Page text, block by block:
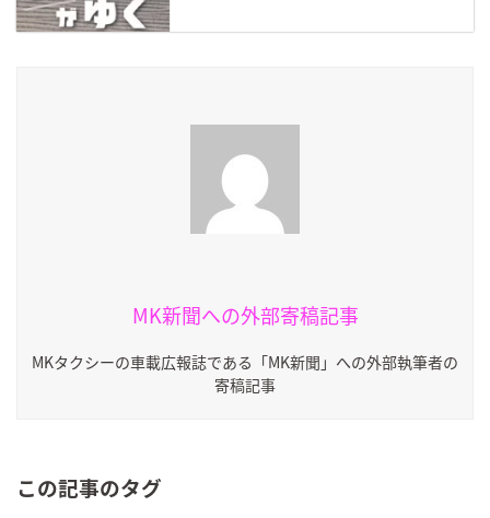
MK新聞への外部寄稿記事
MKタクシーの車載広報誌である「MK新聞」への外部執筆者の
寄稿記事
この記事のタグ